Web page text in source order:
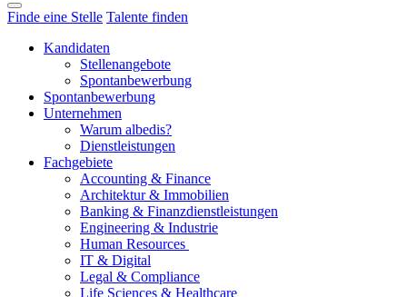
Finde eine Stelle Talente finden
Kandidaten
Stellenangebote
Spontanbewerbung
Spontanbewerbung
Unternehmen
Warum albedis?
Dienstleistungen
Fachgebiete
Accounting & Finance
Architektur & Immobilien
Banking & Finanzdienstleistungen
Engineering & Industrie
Human Resources
IT & Digital
Legal & Compliance
Life Sciences & Healthcare